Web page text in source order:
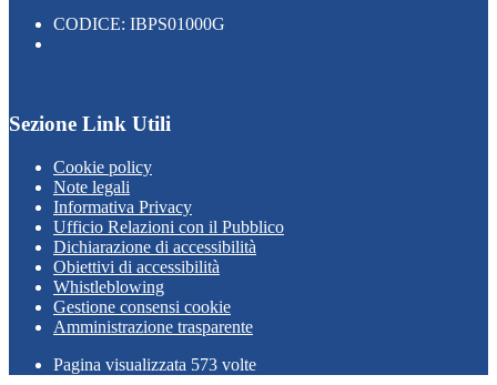
CODICE: IBPS01000G
Sezione Link Utili
Cookie policy
Note legali
Informativa Privacy
Ufficio Relazioni con il Pubblico
Dichiarazione di accessibilità
Obiettivi di accessibilità
Whistleblowing
Gestione consensi cookie
Amministrazione trasparente
Pagina visualizzata 573 volte